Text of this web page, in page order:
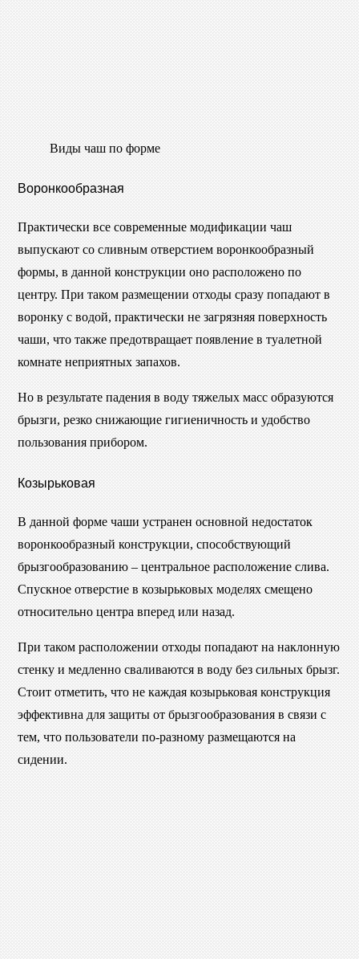
Виды чаш по форме
Воронкообразная
Практически все современные модификации чаш
выпускают со сливным отверстием воронкообразный
формы, в данной конструкции оно расположено по
центру. При таком размещении отходы сразу попадают в
воронку с водой, практически не загрязняя поверхность
чаши, что также предотвращает появление в туалетной
комнате неприятных запахов.
Но в результате падения в воду тяжелых масс образуются
брызги, резко снижающие гигиеничность и удобство
пользования прибором.
Козырьковая
В данной форме чаши устранен основной недостаток
воронкообразный конструкции, способствующий
брызгообразованию – центральное расположение слива.
Спускное отверстие в козырьковых моделях смещено
относительно центра вперед или назад.
При таком расположении отходы попадают на наклонную
стенку и медленно сваливаются в воду без сильных брызг.
Стоит отметить, что не каждая козырьковая конструкция
эффективна для защиты от брызгообразования в связи с
тем, что пользователи по-разному размещаются на
сидении.